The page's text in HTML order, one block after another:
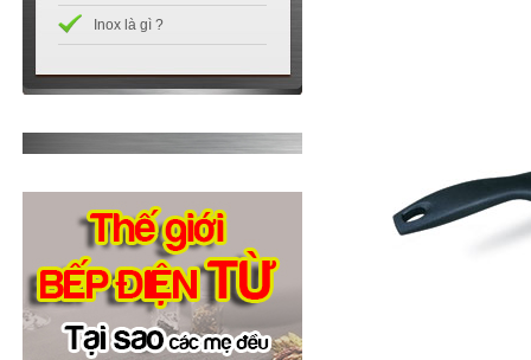
Inox là gì ?